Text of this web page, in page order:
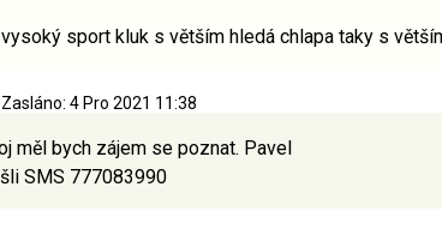
sport kluk s větším hledá chlapa taky s
Zasláno: 4 Pro 2021 11:38
měl bych zájem se poznat. Pavel
SMS 777083990